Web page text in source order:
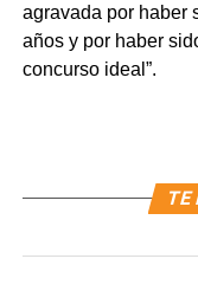
agravada por haber
años y por haber
concurso ideal”.
TE